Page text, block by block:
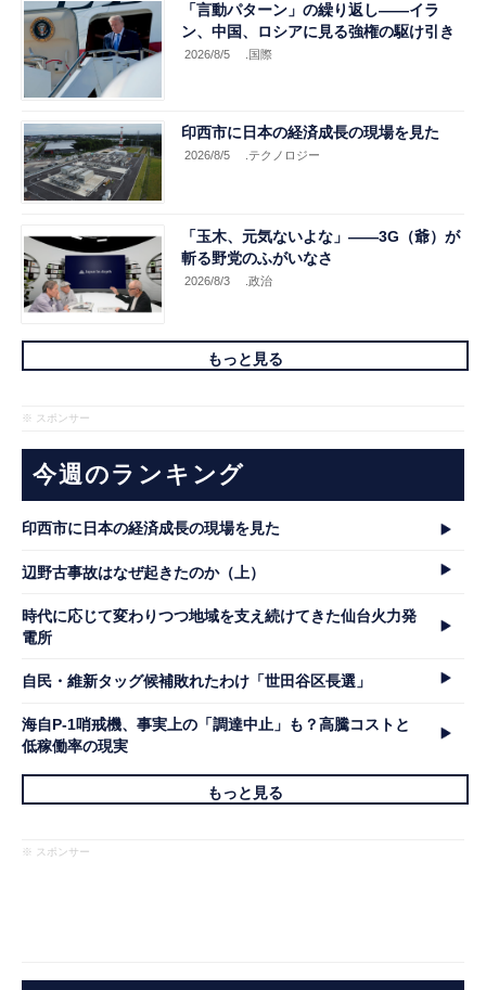
「言動パターン」の繰り返し――イラ
ン、中国、ロシアに見る強権の駆け引き
2026/8/5 .国際
印西市に日本の経済成長の現場を見た
2026/8/5 .テクノロジー
「玉木、元気ないよな」――3G（爺）が
斬る野党のふがいなさ
2026/8/3 .政治
もっと見る
※ スポンサー
今週のランキング
印西市に日本の経済成長の現場を見た
辺野古事故はなぜ起きたのか（上）
時代に応じて変わりつつ地域を支え続けてきた仙台火力発
電所
自民・維新タッグ候補敗れたわけ「世田谷区長選」
海自P-1哨戒機、事実上の「調達中止」も？高騰コストと
低稼働率の現実
もっと見る
※ スポンサー